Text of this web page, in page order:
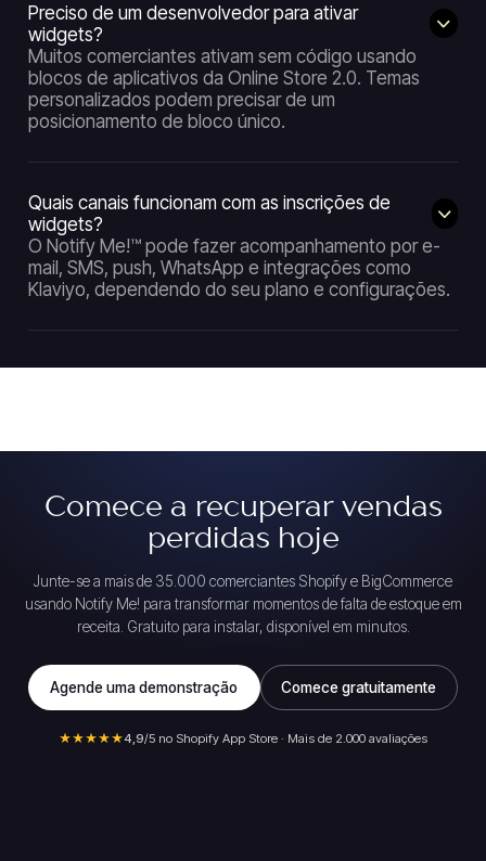
Preciso de um desenvolvedor para ativar
widgets?
Muitos comerciantes ativam sem código usando
blocos de aplicativos da Online Store 2.0. Temas
personalizados podem precisar de um
posicionamento de bloco único.
Quais canais funcionam com as inscrições de
widgets?
O Notify Me!™ pode fazer acompanhamento por e-
mail, SMS, push, WhatsApp e integrações como
Klaviyo, dependendo do seu plano e configurações.
Comece a recuperar vendas
perdidas hoje
Junte-se a mais de 35.000 comerciantes Shopify e BigCommerce
usando Notify Me! para transformar momentos de falta de estoque em
receita. Gratuito para instalar, disponível em minutos.
Agende uma demonstração Comece gratuitamente
★★★★★4,9/5 no Shopify App Store · Mais de 2.000 avaliações